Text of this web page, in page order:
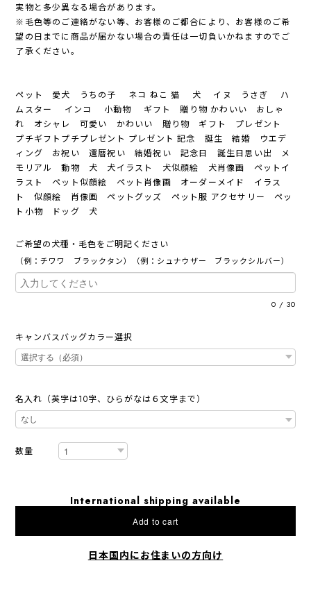
実物と多少異なる場合があります。
※毛色等のご連絡がない等、お客様のご都合により、お客様のご希
望の日までに商品が届かない場合の責任は一切負いかねますのでご
了承ください。
ペット 愛犬 うちの子 ネコ ねこ 猫 犬 イヌ うさぎ ハ
ムスター インコ 小動物 ギフト 贈り物 かわいい おしゃ
れ オシャレ 可愛い かわいい 贈り物 ギフト プレゼント
プチギフトプチプレゼント プレゼント 記念 誕生 結婚 ウエデ
ィング お祝い 還暦祝い 結婚祝い 記念日 誕生日思い出 メ
モリアル 動物 犬 犬イラスト 犬似顔絵 犬肖像画 ペットイ
ラスト ペット似顔絵 ペット肖像画 オーダーメイド イラス
ト 似顔絵 肖像画 ペットグッズ ペット服 アクセサリー ペッ
ト小物 ドッグ 犬
ご希望の犬種・毛色をご明記ください
（例：チワワ ブラックタン）（例：シュナウザー ブラックシルバー）
0 / 30
キャンバスバッグカラー選択
名入れ（英字は10字、ひらがなは６文字まで）
数量
International shipping available
Add to cart
日本国内にお住まいの方向け